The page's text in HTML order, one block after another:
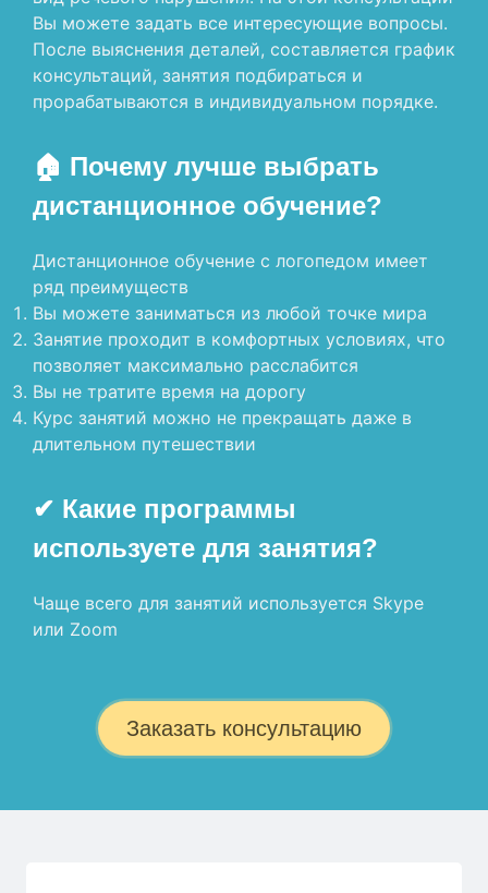
Вы можете задать все интересующие вопросы.
После выяснения деталей, составляется график
консультаций, занятия подбираться и
прорабатываются в индивидуальном порядке.
🏠 Почему лучше выбрать
дистанционное обучение?
Дистанционное обучение с логопедом имеет
ряд преимуществ
Вы можете заниматься из любой точке мира
Занятие проходит в комфортных условиях, что
позволяет максимально расслабится
Вы не тратите время на дорогу
Курс занятий можно не прекращать даже в
длительном путешествии
✔ Какие программы
используете для занятия?
Чаще всего для занятий используется Skype
или Zoom
Заказать консультацию